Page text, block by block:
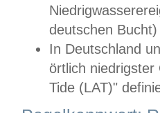
deutschen
In Deutschland
örtlich
Tide (LAT)"